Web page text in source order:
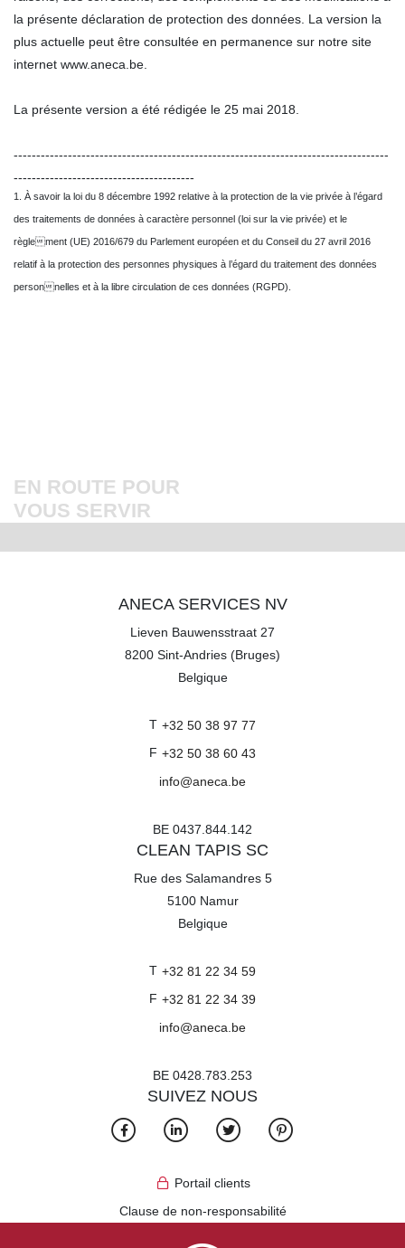
la présente déclaration de protection des données. La version la
plus actuelle peut être consultée en permanence sur notre site
internet www.aneca.be.
La présente version a été rédigée le 25 mai 2018.
-----------------------------------------------------------------------------------
----------------------------------------
1. À savoir la loi du 8 décembre 1992 relative à la protection de la vie privée à l’égard
des traitements de données à caractère personnel (loi sur la vie privée) et le
règlement (UE) 2016/679 du Parlement européen et du Conseil du 27 avril 2016
relatif à la protection des personnes physiques à l’égard du traitement des données
personnelles et à la libre circulation de ces données (RGPD).
EN ROUTE POUR
VOUS SERVIR
ANECA SERVICES NV
Lieven Bauwensstraat 27
8200 Sint-Andries (Bruges)
Belgique
T +32 50 38 97 77
F +32 50 38 60 43
info@aneca.be
BE 0437.844.142
CLEAN TAPIS SC
Rue des Salamandres 5
5100 Namur
Belgique
T +32 81 22 34 59
F +32 81 22 34 39
info@aneca.be
BE 0428.783.253
SUIVEZ NOUS
Portail clients
Clause de non-responsabilité